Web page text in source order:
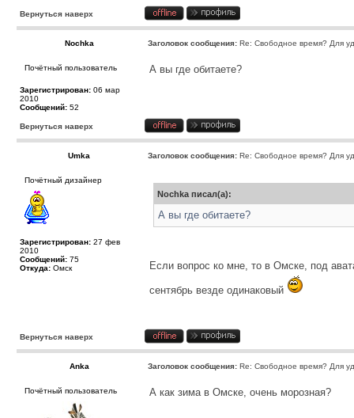
Вернуться наверх
Nochka Заголовок сообщения: Re: Свободное время? Для
Почётный пользователь
Зарегистрирован: 06 мар
2010
Сообщений: 52
А вы где обитаете?
Вернуться наверх
Umka Заголовок сообщения: Re: Свободное время? Для
Почётный дизайнер
Зарегистрирован: 27 фев
2010
Сообщений: 75
Откуда: Омск
Nochka писал(а):
А вы где обитаете?
Если вопрос ко мне, то в Омске, под
сентябрь везде одинаковый
Вернуться наверх
Anka Заголовок сообщения: Re: Свободное время? Для
Почётный пользователь А как зима в Омске, очень морозная?